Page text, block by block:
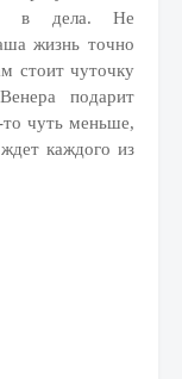
в дела. Не
жизнь точно
стоит чуточку
подарит
чуть меньше,
каждого из